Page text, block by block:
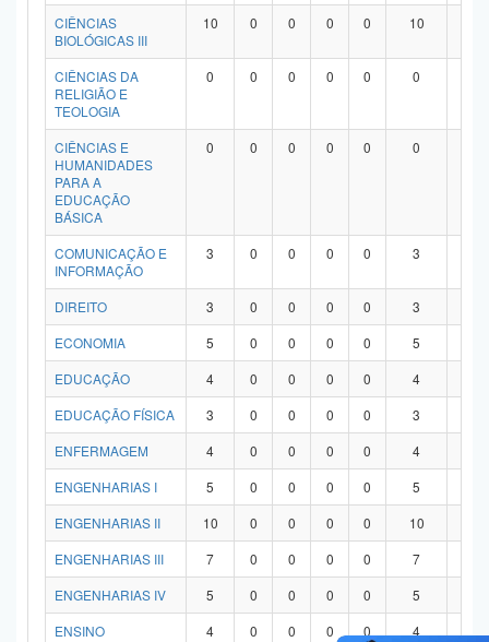
CIÊNCIAS
BIOLÓGICAS III
10 0 0 0 0 10
CIÊNCIAS DA
RELIGIÃO E
TEOLOGIA
0 0 0 0 0 0
CIÊNCIAS E
HUMANIDADES
PARA A
EDUCAÇÃO
BÁSICA
0 0 0 0 0 0
COMUNICAÇÃO E
INFORMAÇÃO
3 0 0 0 0 3
DIREITO 3 0 0 0 0 3
ECONOMIA
5 0 0 0 0 5
EDUCAÇÃO
4 0 0 0 0 4
EDUCAÇÃO FÍSICA
3 0 0 0 0 3
ENFERMAGEM
4 0 0 0 0 4
ENGENHARIAS I
5 0 0 0 0 5
ENGENHARIAS II
10 0 0 0 0 10
ENGENHARIAS III
7 0 0 0 0 7
ENGENHARIAS IV
5 0 0 0 0 5
ENSINO
4 0 0 0 0 4